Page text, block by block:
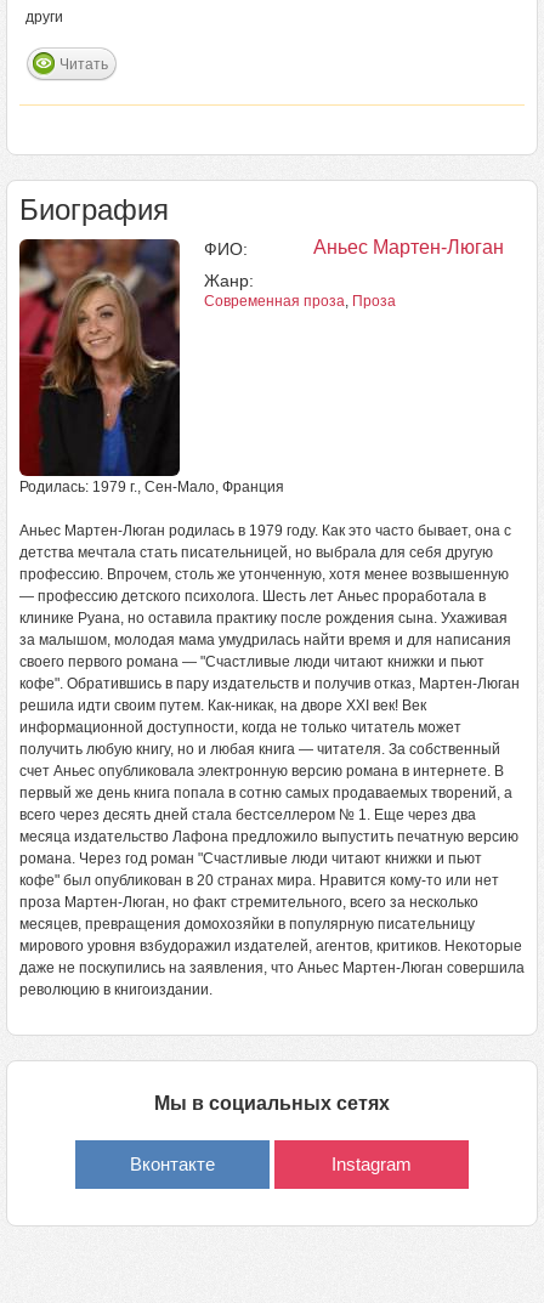
други
Читать
Биография
ФИО: Аньес Мартен-Люган
Жанр:
Современная проза, Проза
Родилась: 1979 г., Сен-Мало, Франция
Аньес Мартен-Люган родилась в 1979 году. Как это часто бывает, она с
детства мечтала стать писательницей, но выбрала для себя другую
профессию. Впрочем, столь же утонченную, хотя менее возвышенную
— профессию детского психолога. Шесть лет Аньес проработала в
клинике Руана, но оставила практику после рождения сына. Ухаживая
за малышом, молодая мама умудрилась найти время и для написания
своего первого романа — "Счастливые люди читают книжки и пьют
кофе". Обратившись в пару издательств и получив отказ, Мартен-Люган
решила идти своим путем. Как-никак, на дворе XXI век! Век
информационной доступности, когда не только читатель может
получить любую книгу, но и любая книга — читателя. За собственный
счет Аньес опубликовала электронную версию романа в интернете. В
первый же день книга попала в сотню самых продаваемых творений, а
всего через десять дней стала бестселлером № 1. Еще через два
месяца издательство Лафона предложило выпустить печатную версию
романа. Через год роман "Счастливые люди читают книжки и пьют
кофе" был опубликован в 20 странах мира. Нравится кому-то или нет
проза Мартен-Люган, но факт стремительного, всего за несколько
месяцев, превращения домохозяйки в популярную писательницу
мирового уровня взбудоражил издателей, агентов, критиков. Некоторые
даже не поскупились на заявления, что Аньес Мартен-Люган совершила
революцию в книгоиздании.
Мы в социальных сетях
Вконтакте Instagram